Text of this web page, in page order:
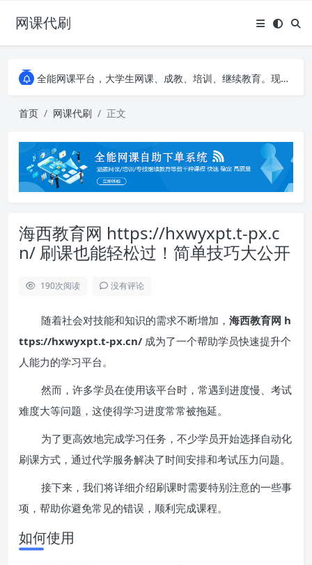
网课代刷
AI论文写作平台，根据真实文献内容生成论文
全能网课平台，大学生网课、成教、培训、继续教育。现已接入代刷代考项目3000+
全能网课平台，大学生网课、成教、培训、继续教育。现已接入代刷代考项目3000+
首页 网课代刷 正文
海西教育网 https://hxwyxpt.t-px.c
n/ 刷课也能轻松过！简单技巧大公开
190次阅读 没有评论
随着社会对技能和知识的需求不断增加， 海西教育网 h
ttps://hxwyxpt.t-px.cn/ 成为了一个帮助学员快速提升个
人能力的学习平台。
然而，许多学员在使用该平台时，常遇到进度慢、考试
难度大等问题，这使得学习进度常常被拖延。
为了更高效地完成学习任务，不少学员开始选择自动化
刷课方式，通过代学服务解决了时间安排和考试压力问题。
接下来，我们将详细介绍刷课时需要特别注意的一些事
项，帮助你避免常见的错误，顺利完成课程。
如何使用